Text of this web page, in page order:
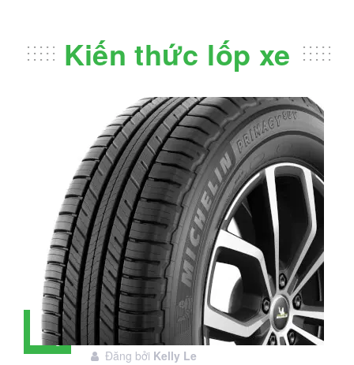
Kiến thức lốp xe
28
Tháng
Đánh giá lốp Michelin Primacy SUV:
Đáng đầu tư không?
Đăng bởi Kelly Le